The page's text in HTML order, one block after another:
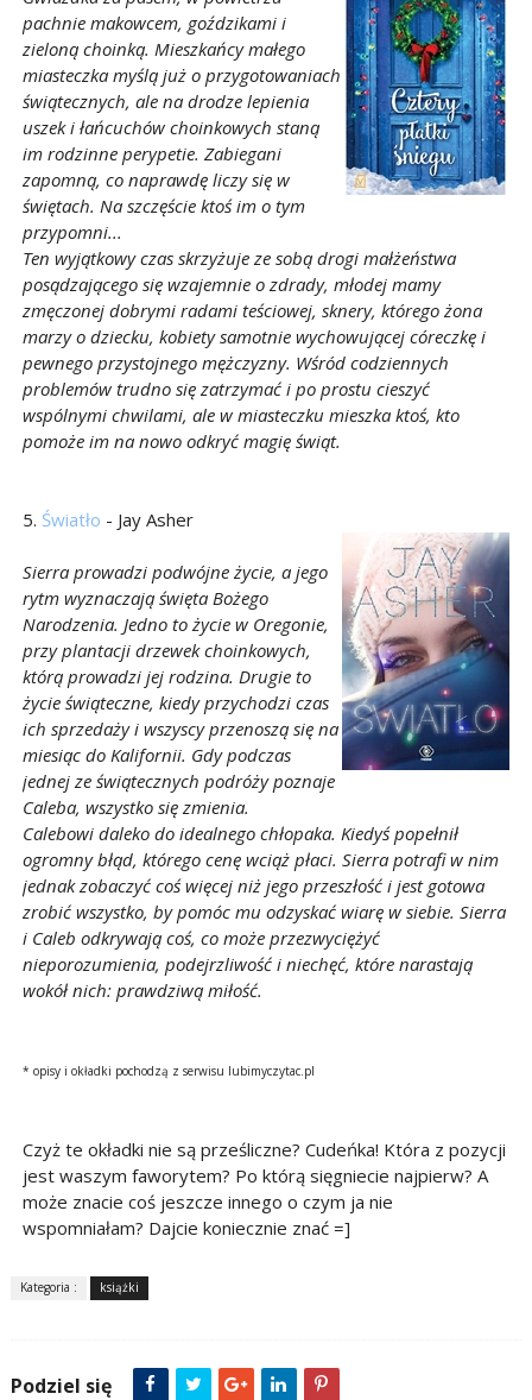
pachnie makowcem, goździkami i
zieloną choinką. Mieszkańcy małego
miasteczka myślą już o przygotowaniach
świątecznych, ale na drodze lepienia
uszek i łańcuchów choinkowych staną
im rodzinne perypetie. Zabiegani
zapomną, co naprawdę liczy się w
świętach. Na szczęście ktoś im o tym
przypomni...
Ten wyjątkowy czas skrzyżuje ze sobą drogi małżeństwa
posądzającego się wzajemnie o zdrady, młodej mamy
zmęczonej dobrymi radami teściowej, sknery, którego żona
marzy o dziecku, kobiety samotnie wychowującej córeczkę i
pewnego przystojnego mężczyzny. Wśród codziennych
problemów trudno się zatrzymać i po prostu cieszyć
wspólnymi chwilami, ale w miasteczku mieszka ktoś, kto
pomoże im na nowo odkryć magię świąt.
5. Światło - Jay Asher
Sierra prowadzi podwójne życie, a jego
rytm wyznaczają święta Bożego
Narodzenia. Jedno to życie w Oregonie,
przy plantacji drzewek choinkowych,
którą prowadzi jej rodzina. Drugie to
życie świąteczne, kiedy przychodzi czas
ich sprzedaży i wszyscy przenoszą się na
miesiąc do Kalifornii. Gdy podczas
jednej ze świątecznych podróży poznaje
Caleba, wszystko się zmienia.
Calebowi daleko do idealnego chłopaka. Kiedyś popełnił
ogromny błąd, którego cenę wciąż płaci. Sierra potrafi w nim
jednak zobaczyć coś więcej niż jego przeszłość i jest gotowa
zrobić wszystko, by pomóc mu odzyskać wiarę w siebie. Sierra
i Caleb odkrywają coś, co może przezwyciężyć
nieporozumienia, podejrzliwość i niechęć, które narastają
wokół nich: prawdziwą miłość.
* opisy i okładki pochodzą z serwisu lubimyczytac.pl
Czyż te okładki nie są prześliczne? Cudeńka! Która z pozycji
jest waszym faworytem? Po którą sięgniecie najpierw? A
może znacie coś jeszcze innego o czym ja nie
wspomniałam? Dajcie koniecznie znać =]
Kategoria : książki
Podziel się